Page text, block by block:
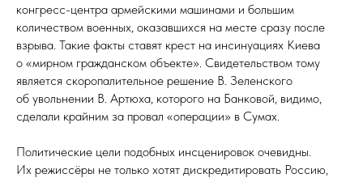
конгресс-центра армейскими машинами и большим
количеством военных, оказавшихся на месте сразу после
взрыва. Такие факты ставят крест на инсинуациях Киева
о «мирном гражданском объекте». Свидетельством тому
является скоропалительное решение В. Зеленского
об увольнении В. Артюха, которого на Банковой, видимо,
сделали крайним за провал «операции» в Сумах.
Политические цели подобных инсценировок очевидны.
Их режиссёры не только хотят дискредитировать Россию,